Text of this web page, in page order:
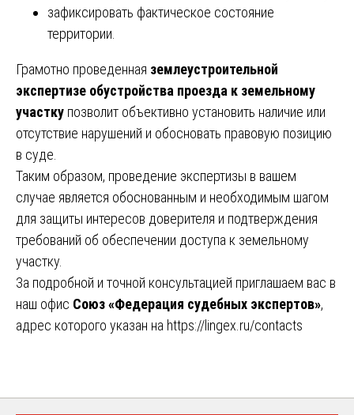
зафиксировать фактическое состояние
территории.
Грамотно проведенная землеустроительной
экспертизе обустройства проезда к земельному
участку позволит объективно установить наличие или
отсутствие нарушений и обосновать правовую позицию
в суде.
Таким образом, проведение экспертизы в вашем
случае является обоснованным и необходимым шагом
для защиты интересов доверителя и подтверждения
требований об обеспечении доступа к земельному
участку.
За подробной и точной консультацией приглашаем вас в
наш офис Союз «Федерация судебных экспертов»,
адрес которого указан на https://lingex.ru/contacts